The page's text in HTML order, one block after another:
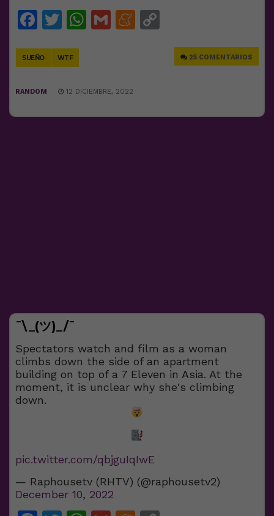
Facebook
Twitter
WhatsApp
GmailMeneame
SUEÑO WTF 25 COMENTARIOS
RANDOM 12 DICIEMBRE, 2022
¯\_(ツ)_/¯
Spectators watch and film as a woman
climbs down the side of an apartment
building on top of a 7 Eleven in Asia. At the
moment, it is unclear why she's climbing
down.
pic.twitter.com/qbjguIqIwE
— Raphousetv (RHTV) (@raphousetv2)
December 10, 2022